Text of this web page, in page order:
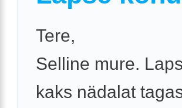
Tere,
Selline mure.
kaks nädalat